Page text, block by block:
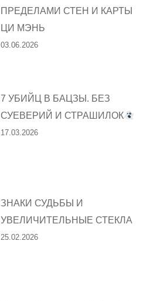
ПРЕДЕЛАМИ СТЕН И КАРТЫ
ЦИ МЭНЬ
03.06.2026
7 УБИЙЦ В БАЦЗЫ. БЕЗ
СУЕВЕРИЙ И СТРАШИЛОК
17.03.2026
ЗНАКИ СУДЬБЫ И
УВЕЛИЧИТЕЛЬНЫЕ СТЕКЛА
25.02.2026